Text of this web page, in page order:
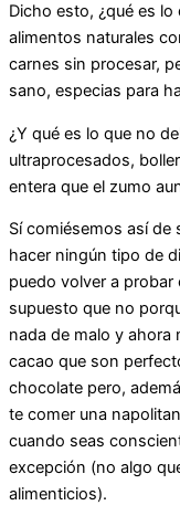
Dicho esto, ¿qué es
alimentos naturales
carnes sin procesar,
sano, especias para
¿Y qué es lo que no
ultraprocesados,
entera que el zumo
Sí comiésemos así
hacer ningún tipo de
puedo volver a probar
supuesto que no
nada de malo y
cacao que son
chocolate pero,
te comer una
cuando seas
excepción (no algo
alimenticios).